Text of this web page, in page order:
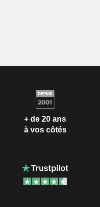
+ de 20 ans
à vos côtés